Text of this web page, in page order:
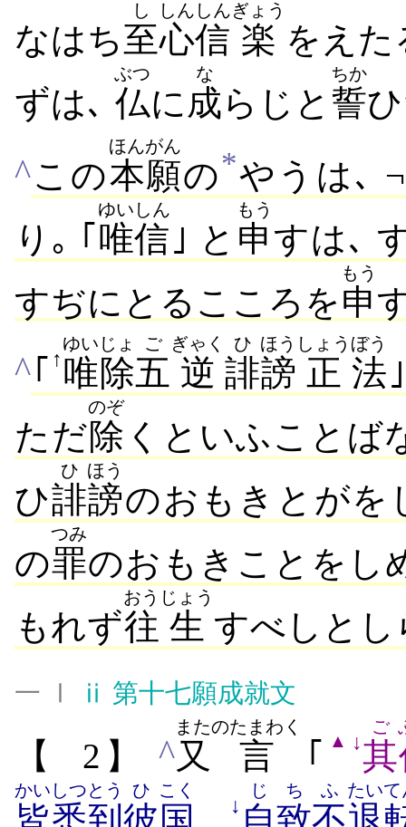
なはち至
し
心
しん
信
しん
楽
ぎょう
をえた
ずは､ 仏
ぶつ
に成
な
らじと 誓
ちか
^この本願
ほんがん
の*やうは､ ¬
り｡ ｢ 唯信
ゆいしん
｣ と 申
もう
すは､
すぢにとるこころを申
もう
^｢ ↑ 唯除
ゆいじょ
五
ご
逆
ぎゃく
誹
ひ
謗
ほう
正
しょう
法
ぼう
ただ除
のぞ
くといふことば
ひ誹
ひ
謗
ほう
のおもきとが
の罪
つみ
のおもきことをし
もれず往
おう
生
じょう
すべしと
一 Ⅰ ⅱ 第十七願成就文
【 2】^又
また
言
のたまわく
｢ ▲ ↓其
ご
皆悉
かいしつ
到
とう
彼
ひ
国
こく
↓ 自致
じち
不
ふ
退
たいて